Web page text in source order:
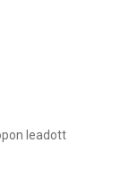
leadott